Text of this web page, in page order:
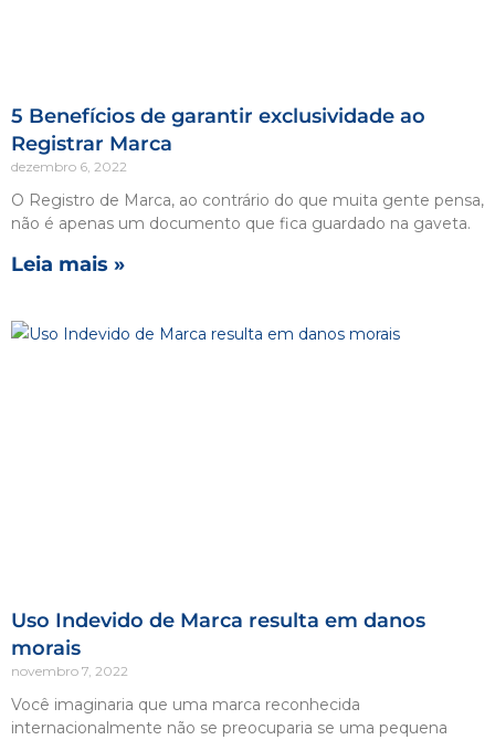
5 Benefícios de garantir exclusividade ao
Registrar Marca
dezembro 6, 2022
O Registro de Marca, ao contrário do que muita gente pensa,
não é apenas um documento que fica guardado na gaveta.
Leia mais »
Uso Indevido de Marca resulta em danos
morais
novembro 7, 2022
Você imaginaria que uma marca reconhecida
internacionalmente não se preocuparia se uma pequena